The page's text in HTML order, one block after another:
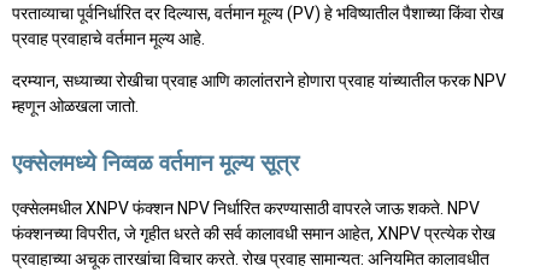
परताव्याचा पूर्वनिर्धारित दर दिल्यास, वर्तमान मूल्य (PV) हे भविष्यातील पैशाच्या किंवा रोख
प्रवाह प्रवाहाचे वर्तमान मूल्य आहे.
दरम्यान, सध्याच्या रोखीचा प्रवाह आणि कालांतराने होणारा प्रवाह यांच्यातील फरक NPV
म्हणून ओळखला जातो.
एक्सेलमध्ये निव्वळ वर्तमान मूल्य सूत्र
एक्सेलमधील XNPV फंक्शन NPV निर्धारित करण्यासाठी वापरले जाऊ शकते. NPV
फंक्शनच्या विपरीत, जे गृहीत धरते की सर्व कालावधी समान आहेत, XNPV प्रत्येक रोख
प्रवाहाच्या अचूक तारखांचा विचार करते. रोख प्रवाह सामान्यत: अनियमित कालावधीत